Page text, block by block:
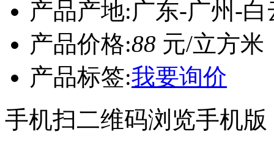
产品产地:广东-广州-白
产品价格:88 元/立方米
产品标签:我要询价
手机扫二维码浏览手机版